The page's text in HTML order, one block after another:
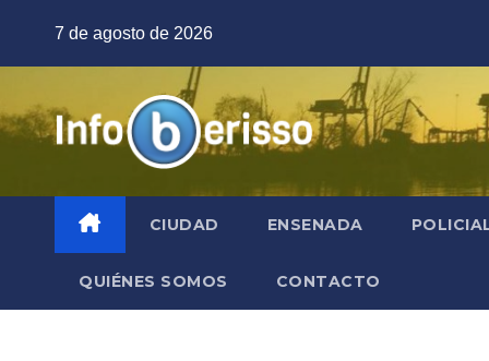
7 de agosto de 2026
CIUDAD ENSENADA
QUIÉNES SOMOS CONTACTO